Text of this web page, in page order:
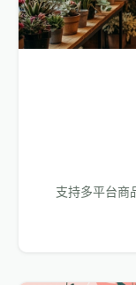
支持多平台商